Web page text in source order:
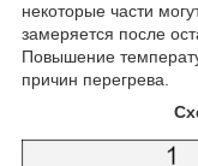
некоторые части
замеряется после
Повышение
причин перегрева.